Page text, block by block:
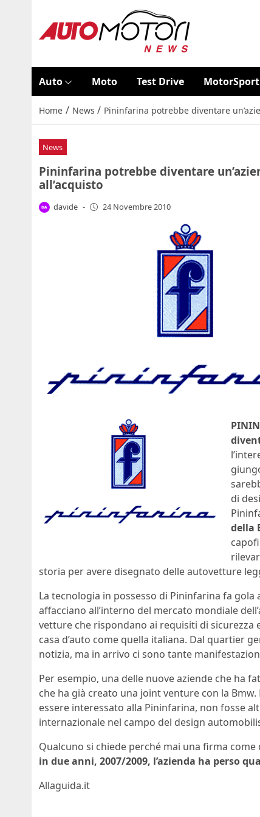
Auto Moto Test Drive MotorSport
Home / News / Pininfarina potrebbe diventare
News
Pininfarina potrebbe diventare
all’acquisto
davide - 24 Novembre 2010
di
della
storia per avere disegnato delle autovetture
La tecnologia in possesso di Pininfarina fa
affacciano all’interno del mercato mondiale
vetture che rispondano ai requisiti di
casa d’auto come quella italiana. Dal quartier
notizia, ma in arrivo ci sono tante
Per esempio, una delle nuove aziende che ha
che ha già creato una joint venture con la
essere interessato alla Pininfarina, non fosse
internazionale nel campo del design
Qualcuno si chiede perché mai una firma
in due anni, 2007/2009, l’azienda ha perso
Allaguida.it